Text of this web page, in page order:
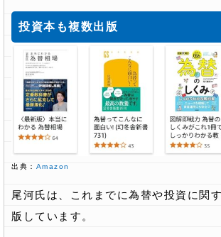
投資本も複数出版
出典： Amazon
尾河氏は、これまでに為替や投資に関
版しています。